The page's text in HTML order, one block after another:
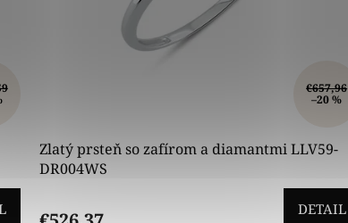
€657,96
–20 %
Zlatý prsteň so zafírom a diamantmi LLV59-
DR004WS
DETAIL